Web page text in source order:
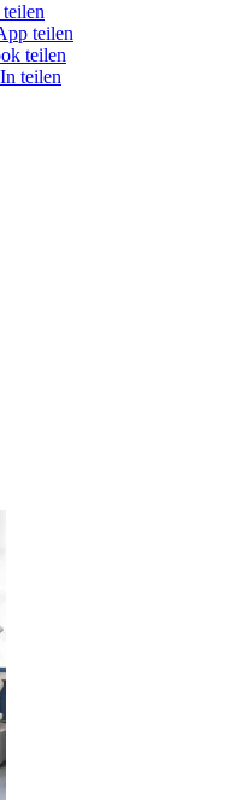
teilen
teilen
teilen